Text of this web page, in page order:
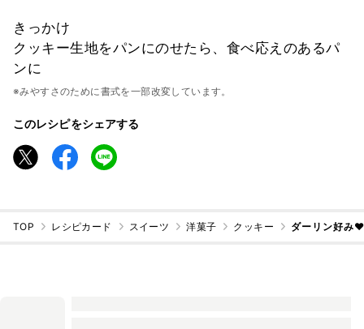
きっかけ
クッキー生地をパンにのせたら、食べ応えのあるパ
ンに
※みやすさのために書式を一部改変しています。
このレシピをシェアする
TOP レシピカード スイーツ 洋菓子 クッキー